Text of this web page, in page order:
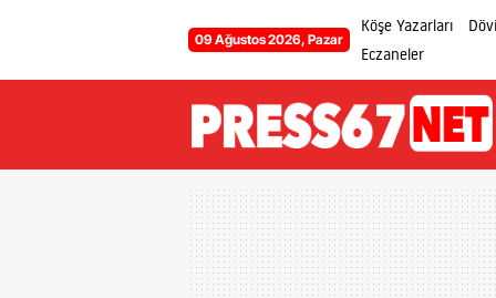
09 Ağustos 2026, Pazar
Köşe Yazarları
Eczaneler